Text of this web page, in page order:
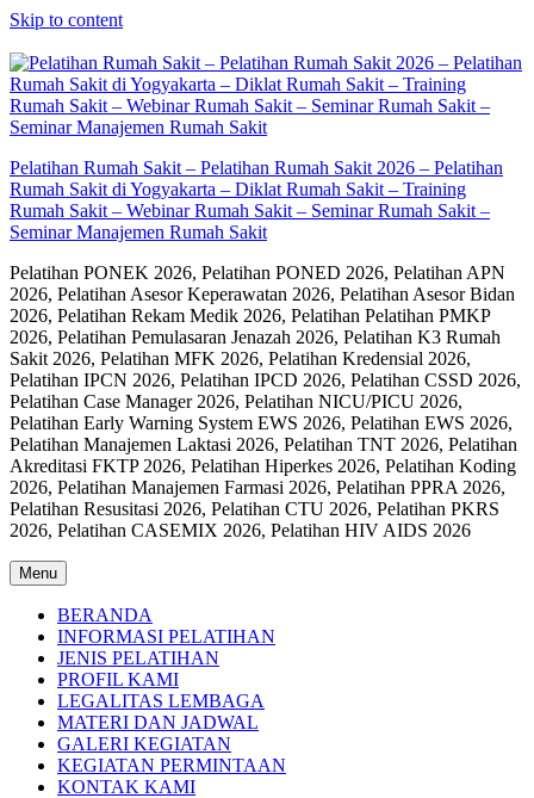
Skip to content
Pelatihan Rumah Sakit – Pelatihan Rumah Sakit 2026 – Pelatihan
Rumah Sakit di Yogyakarta – Diklat Rumah Sakit – Training
Rumah Sakit – Webinar Rumah Sakit – Seminar Rumah Sakit –
Seminar Manajemen Rumah Sakit
Pelatihan PONEK 2026, Pelatihan PONED 2026, Pelatihan APN
2026, Pelatihan Asesor Keperawatan 2026, Pelatihan Asesor Bidan
2026, Pelatihan Rekam Medik 2026, Pelatihan Pelatihan PMKP
2026, Pelatihan Pemulasaran Jenazah 2026, Pelatihan K3 Rumah
Sakit 2026, Pelatihan MFK 2026, Pelatihan Kredensial 2026,
Pelatihan IPCN 2026, Pelatihan IPCD 2026, Pelatihan CSSD 2026,
Pelatihan Case Manager 2026, Pelatihan NICU/PICU 2026,
Pelatihan Early Warning System EWS 2026, Pelatihan EWS 2026,
Pelatihan Manajemen Laktasi 2026, Pelatihan TNT 2026, Pelatihan
Akreditasi FKTP 2026, Pelatihan Hiperkes 2026, Pelatihan Koding
2026, Pelatihan Manajemen Farmasi 2026, Pelatihan PPRA 2026,
Pelatihan Resusitasi 2026, Pelatihan CTU 2026, Pelatihan PKRS
2026, Pelatihan CASEMIX 2026, Pelatihan HIV AIDS 2026
Menu
BERANDA
INFORMASI PELATIHAN
JENIS PELATIHAN
PROFIL KAMI
LEGALITAS LEMBAGA
MATERI DAN JADWAL
GALERI KEGIATAN
KEGIATAN PERMINTAAN
KONTAK KAMI